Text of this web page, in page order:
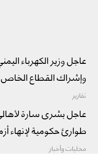
عاجل وزير الكهرباء
وإشراك القطاع
تقارير
عاجل بشرى سارة
طوارئ حكومية لإنهاء
محليات وأخبار